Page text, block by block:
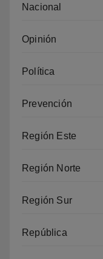
Nacional
Opinión
Política
Prevención
Región Este
Región Norte
Región Sur
República